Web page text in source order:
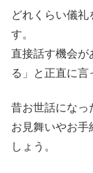
どれくらい儀
す。
直接話す機会が
る」と正直に言
昔お世話になっ
お見舞いやお手
しょう。